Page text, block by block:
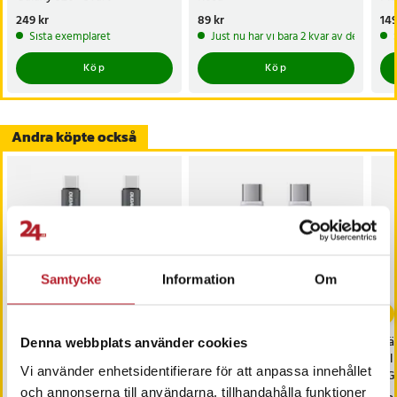
Samtycke Information Om
Denna webbplats använder cookies
Vi använder enhetsidentifierare för att anpassa innehållet
och annonserna till användarna, tillhandahålla funktioner
Pris:249 kr
249 kr
Sista exemplaret
Köp
Pris:
89 kr
Just nu har vi bara 2 kvar av denna
Köp
Andra köpte också
Dudao Flätad USB-C-
Joyroom USB-C-kabel 60
5G